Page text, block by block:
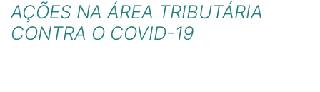
AÇÕES NA ÁREA TRIBUTÁRIA
CONTRA O COVID-19